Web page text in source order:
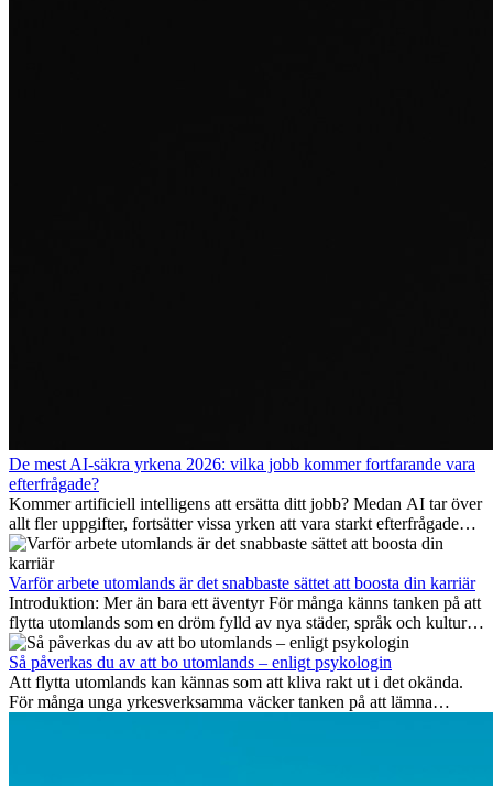
De mest AI-säkra yrkena 2026: vilka jobb kommer fortfarande vara
efterfrågade?
Kommer artificiell intelligens att ersätta ditt jobb? Medan AI tar över
allt fler uppgifter, fortsätter vissa yrken att vara starkt efterfrågade
även 2026. I den här artikeln går vi igenom vilka yrken som anses
vara mest framtidssäkra, vilka kompetenser som kommer att vara
viktiga på lång sikt och varför många av dessa jobb även erbjuder
attraktiva karriärmöjligheter utomlands.
Varför arbete utomlands är det snabbaste sättet att boosta din karriär
Introduktion: Mer än bara ett äventyr För många känns tanken på att
flytta utomlands som en dröm fylld av nya städer, språk och kulturer.
Men bortom äventyrets...
Så påverkas du av att bo utomlands – enligt psykologin
Att flytta utomlands kan kännas som att kliva rakt ut i det okända.
För många unga yrkesverksamma väcker tanken på att lämna